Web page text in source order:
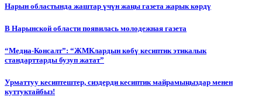
Нарын областында жаштар үчүн жаңы газета жарык көрдү
В Нарынской области появилась молодежная газета
“Медиа-Консалт”: “ЖМКлардын көбү кесиптик этикалык
стандарттарды бузуп жатат”
Урматтуу кесиптештер, сиздерди кесиптик майрамыңыздар менен
куттуктайбыз!